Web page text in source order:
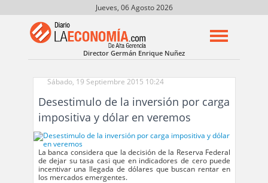
Jueves, 06 Agosto 2026
Director Germán Enrique Nuñez
Sábado, 19 Septiembre 2015 10:24
Desestimulo de la inversión por carga
impositiva y dólar en veremos
La banca considera que la decisión de la Reserva Federal
de dejar su tasa casi que en indicadores de cero puede
incentivar una llegada de dólares que buscan rentar en
los mercados emergentes.